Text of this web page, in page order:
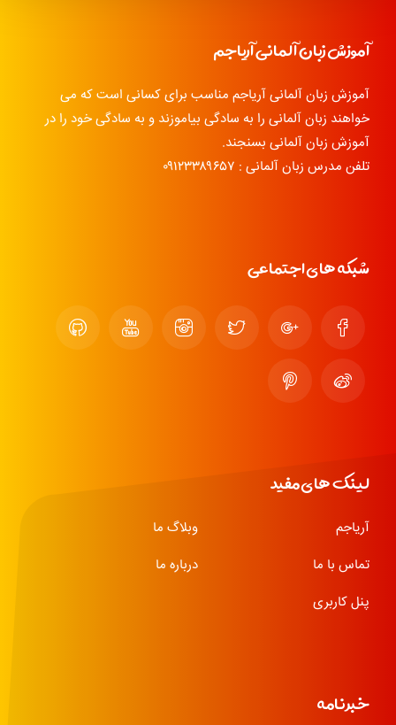
آموزش زبان آلمانی آریاجم
آموزش زبان آلمانی آریاجم مناسب برای کسانی است که می
خواهند زبان آلمانی را به سادگی بیاموزند و به سادگی خود را در
آموزش زبان آلمانی بسنجند.
تلفن مدرس زبان آلمانی : ۰۹۱۲۳۳۸۹۶۵۷
شبکه های اجتماعی
لینک های مفید
آریاجم
وبلاگ ما
تماس با ما
درباره ما
پنل کاربری
خبرنامه